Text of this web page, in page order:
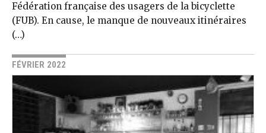
Fédération française des usagers de la bicyclette
(FUB). En cause, le manque de nouveaux itinéraires
(…)
FÉVRIER 2022